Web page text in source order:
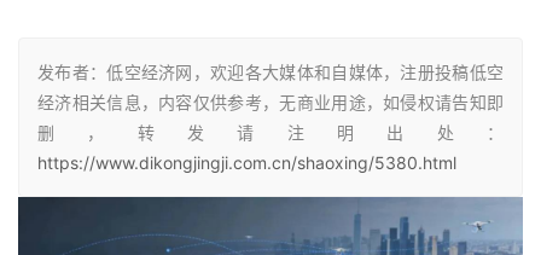
发布者：低空经济网，欢迎各大媒体和自媒体，注册投稿低空
经济相关信息，内容仅供参考，无商业用途，如侵权请告知即
删，转发请注明出处：
https://www.dikongjingji.com.cn/shaoxing/5380.html